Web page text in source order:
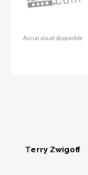
Terry Zwigoff